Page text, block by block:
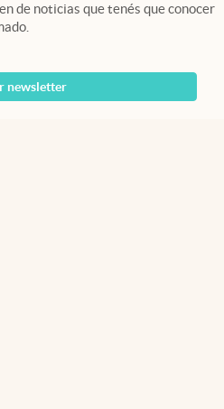
de noticias que tenés que conocer
newsletter